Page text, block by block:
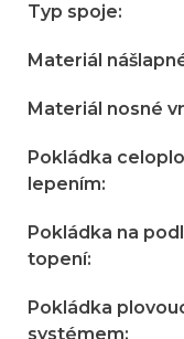
Typ spoje:
Materiál
Materiál nosné
Pokládka
lepením:
Pokládka na
topení:
Pokládka
systémem: